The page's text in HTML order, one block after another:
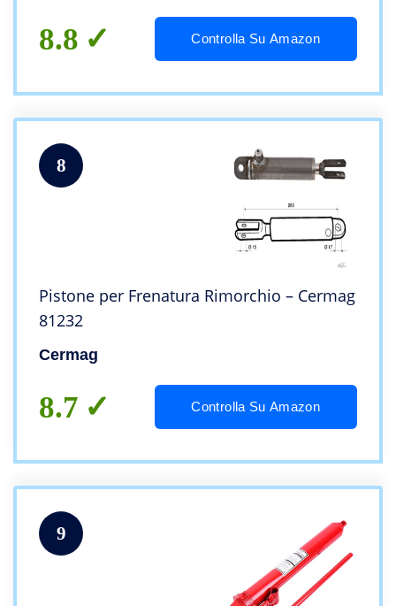
8.8 Controlla Su Amazon
8
Pistone per Frenatura Rimorchio – Cermag
81232
Cermag
8.7 Controlla Su Amazon
9